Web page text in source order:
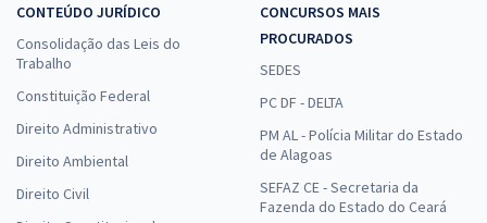
CONTEÚDO JURÍDICO
Consolidação das Leis do
Trabalho
Constituição Federal
Direito Administrativo
Direito Ambiental
Direito Civil
CONCURSOS MAIS
PROCURADOS
SEDES
PC DF - DELTA
PM AL - Polícia Militar do Estado
de Alagoas
SEFAZ CE - Secretaria da
Fazenda do Estado do Ceará